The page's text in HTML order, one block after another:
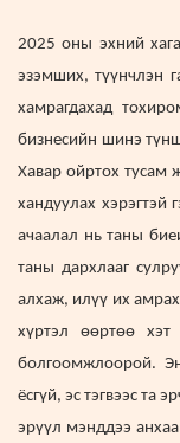
2025 оны эхний
эзэмших, түүнчлэн
хамрагдахад
бизнесийн шинэ
Хавар ойртох тусам
хандуулах
ачаалал нь таны
таны дархлааг
алхаж, илүү их
хүртэл өөртөө хэт
болгоомжлоорой.
ёсгүй, эс тэгвээс та
эрүүл мэнддээ